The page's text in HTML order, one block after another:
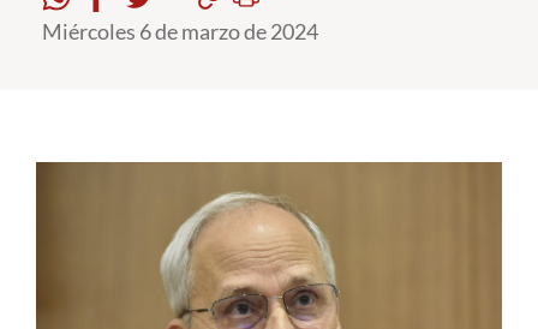
Admisión
Miércoles 6 de marzo de 2024